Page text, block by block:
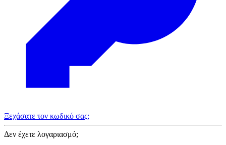
Ξεχάσατε τον κωδικό σας;
Δεν έχετε λογαριασμό;